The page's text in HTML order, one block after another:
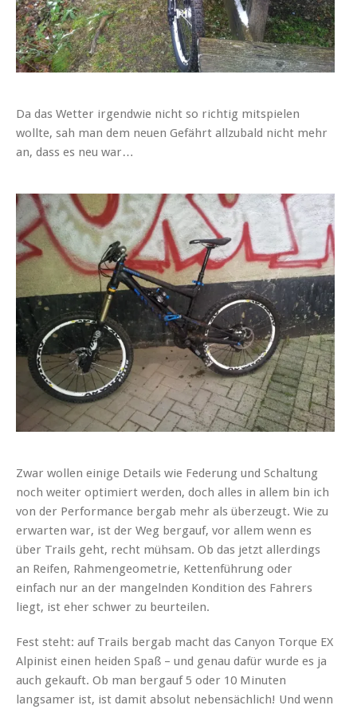
Da das Wetter irgendwie nicht so richtig mitspielen
wollte, sah man dem neuen Gefährt allzubald nicht mehr
an, dass es neu war…
Zwar wollen einige Details wie Federung und Schaltung
noch weiter optimiert werden, doch alles in allem bin ich
von der Performance bergab mehr als überzeugt. Wie zu
erwarten war, ist der Weg bergauf, vor allem wenn es
über Trails geht, recht mühsam. Ob das jetzt allerdings
an Reifen, Rahmengeometrie, Kettenführung oder
einfach nur an der mangelnden Kondition des Fahrers
liegt, ist eher schwer zu beurteilen.
Fest steht: auf Trails bergab macht das Canyon Torque EX
Alpinist einen heiden Spaß – und genau dafür wurde es ja
auch gekauft. Ob man bergauf 5 oder 10 Minuten
langsamer ist, ist damit absolut nebensächlich! Und wenn